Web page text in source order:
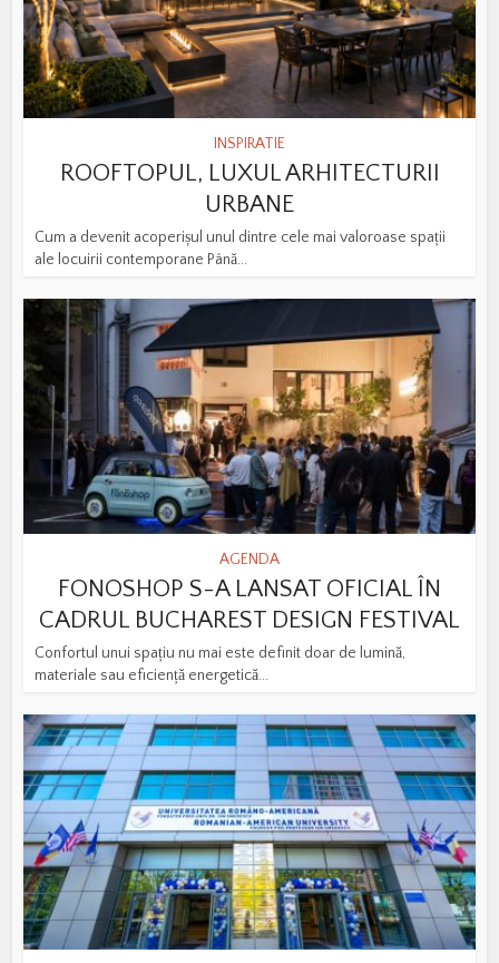
INSPIRATIE
ROOFTOPUL, LUXUL ARHITECTURII
URBANE
Cum a devenit acoperișul unul dintre cele mai valoroase spații
ale locuirii contemporane Până...
AGENDA
FONOSHOP S-A LANSAT OFICIAL ÎN
CADRUL BUCHAREST DESIGN FESTIVAL
Confortul unui spațiu nu mai este definit doar de lumină,
materiale sau eficiență energetică...